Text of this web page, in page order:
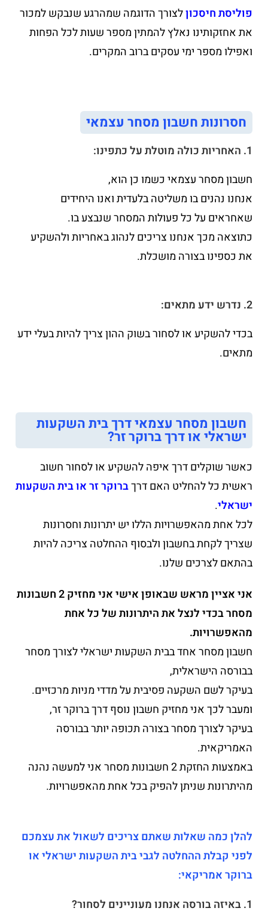
פוליסת חיסכוןלצורך הדוגמה שמהרגע שנבקש למכור
את אחזקותינו נאלץ להמתין מספר שעות לכל הפחות
ואפילו מספר ימי עסקים ברוב המקרים.
חסרונות חשבון מסחר עצמאי
1. האחריות כולה מוטלת על כתפינו:
חשבון מסחר עצמאי כשמו כן הוא,
אנחנו נהנים בו משליטה בלעדית ואנו היחידים
שאחראים על כל פעולות המסחר שנבצע בו.
כתוצאה מכך אנחנו צריכים לנהוג באחריות ולהשקיע
את כספינו בצורה מושכלת.
2. נדרש ידע מתאים:
בכדי להשקיע או לסחור בשוק ההון צריך להיות בעלי ידע
מתאים.
חשבון מסחר עצמאי דרך בית השקעות
ישראלי או דרך ברוקר זר?
כאשר שוקלים דרך איפה להשקיע או לסחור חשוב
ראשית כל להחליט האם דרךברוקר זר או בית השקעות
ישראלי.
לכל אחת מהאפשרויות הללו יש יתרונות וחסרונות
שצריך לקחת בחשבון ולבסוף ההחלטה צריכה להיות
בהתאם לצרכים שלנו.
אני אציין מראש שבאופן אישי אני מחזיק 2 חשבונות
מסחר בכדי לנצל את היתרונות של כל אחת
מהאפשרויות.
חשבון מסחר אחד בבית השקעות ישראלי לצורך מסחר
בבורסה הישראלית,
בעיקר לשם השקעה פסיבית על מדדי מניות מרכזיים.
ומעבר לכך אני מחזיק חשבון נוסף דרך ברוקר זר,
בעיקר לצורך מסחר בצורה תכופה יותר בבורסה
האמריקאית.
באמצעות החזקת 2 חשבונות מסחר אני למעשה נהנה
מהיתרונות שניתן להפיק בכל אחת מהאפשרויות.
להלן כמה שאלות שאתם צריכים לשאול את עצמכם
לפני קבלת ההחלטה לגבי בית השקעות ישראלי או
ברוקר אמריקאי:
1. באיזה בורסה אנחנו מעוניינים לסחור?